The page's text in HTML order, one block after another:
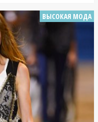
ВЫСОКАЯ МОДА